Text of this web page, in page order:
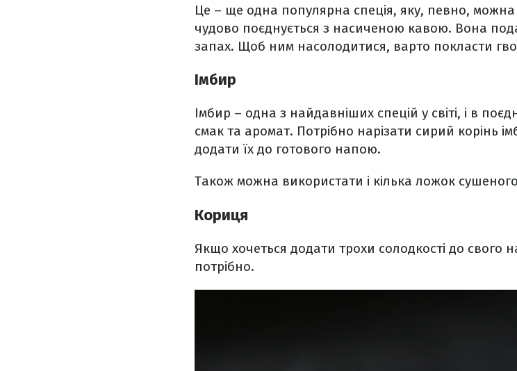
Це – ще одна популярна спеція, яку, певно, можна
чудово поєднується з насиченою кавою. Вона
запах. Щоб ним насолодитися, варто покласти
Імбир
Імбир – одна з найдавніших спецій у світі, і в
смак та аромат. Потрібно нарізати сирий корінь
додати їх до готового напою.
Також можна використати і кілька ложок
Кориця
Якщо хочеться додати трохи солодкості до свого
потрібно.